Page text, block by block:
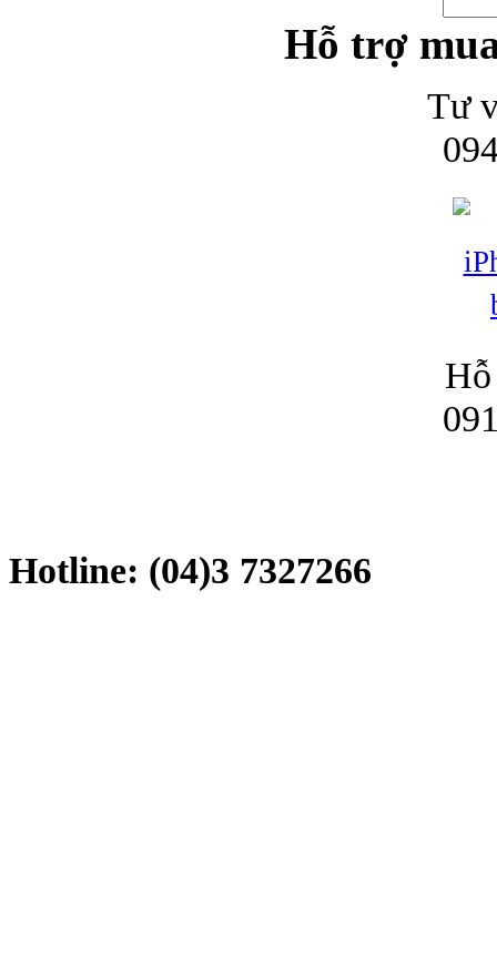
Hỗ trợ
Tư
Hotline: (04)3 7327266